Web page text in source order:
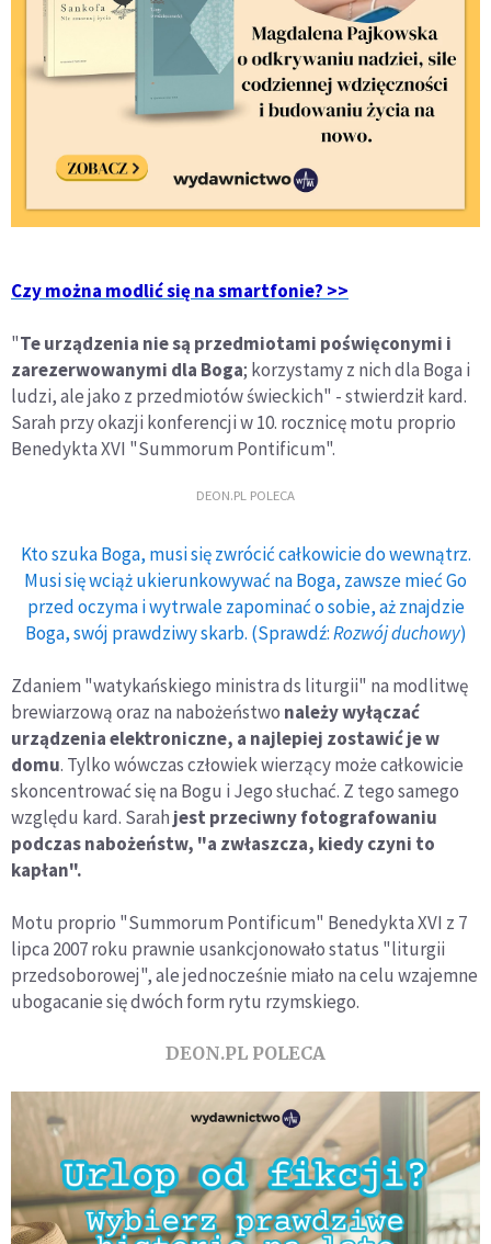
Czy można modlić się na smartfonie? >>
"Te urządzenia nie są przedmiotami poświęconymi i
zarezerwowanymi dla Boga; korzystamy z nich dla Boga i
ludzi, ale jako z przedmiotów świeckich" - stwierdził kard.
Sarah przy okazji konferencji w 10. rocznicę motu proprio
Benedykta XVI "Summorum Pontificum".
DEON.PL POLECA
Kto szuka Boga, musi się zwrócić całkowicie do wewnątrz.
Musi się wciąż ukierunkowywać na Boga, zawsze mieć Go
przed oczyma i wytrwale zapominać o sobie, aż znajdzie
Boga, swój prawdziwy skarb. (Sprawdź:Rozwój duchowy)
Zdaniem "watykańskiego ministra ds liturgii" na modlitwę
brewiarzową oraz na nabożeństwo należy wyłączać
urządzenia elektroniczne, a najlepiej zostawić je w
domu. Tylko wówczas człowiek wierzący może całkowicie
skoncentrować się na Bogu i Jego słuchać. Z tego samego
względu kard. Sarah jest przeciwny fotografowaniu
podczas nabożeństw, "a zwłaszcza, kiedy czyni to
kapłan".
Motu proprio "Summorum Pontificum" Benedykta XVI z 7
lipca 2007 roku prawnie usankcjonowało status "liturgii
przedsoborowej", ale jednocześnie miało na celu wzajemne
ubogacanie się dwóch form rytu rzymskiego.
DEON.PL POLECA